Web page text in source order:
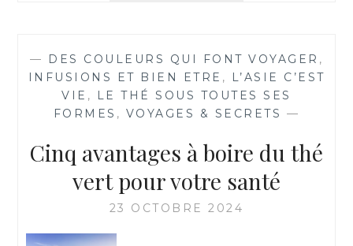
PROFITEZ
DE
NOS
THÉS
RÉCONFORTANTS
— DES COULEURS QUI FONT VOYAGER ,
INFUSIONS ET BIEN ETRE ,
L’ASIE C’EST
VIE ,
LE THÉ SOUS TOUTES SES
FORMES , VOYAGES & SECRETS —
Cinq avantages à boire du thé
vert pour votre santé
23 OCTOBRE 2024